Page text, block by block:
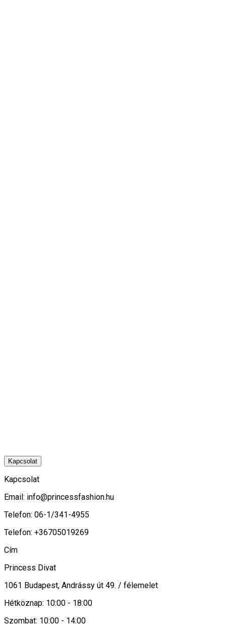
Kapcsolat
Kapcsolat
Email: info@princessfashion.hu
Telefon: 06-1/341-4955
Telefon: +36705019269
Cím
Princess Divat
1061 Budapest, Andrássy út 49. / félemelet
Hétköznap: 10:00 - 18:00
Szombat: 10:00 - 14:00